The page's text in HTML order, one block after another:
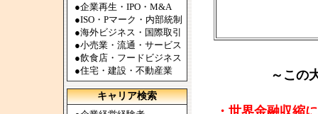
●企業再生・IPO・M&A
●ISO・Pマーク・内部統制
●海外ビジネス・国際取引
●小売業・流通・サービス
●飲食店・フードビジネス
●住宅・建設・不動産業
キャリア検索
～この
・世界金融収縮